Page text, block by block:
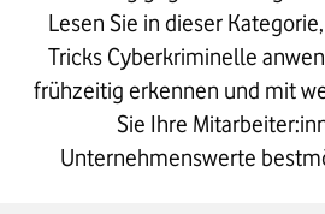
Lesen Sie in dieser
Tricks Cyberkriminelle
frühzeitig erkennen und mit
Sie Ihre
Unternehmenswerte